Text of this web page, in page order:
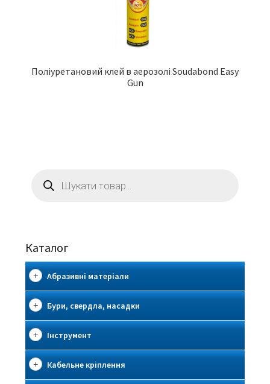
Поліуретановий клей в аерозолі Soudabond Easy
Gun
товарів
Каталог
Абразивні матеріали
Бури, свердла, насадки
Інструмент
Кабельне кріплення